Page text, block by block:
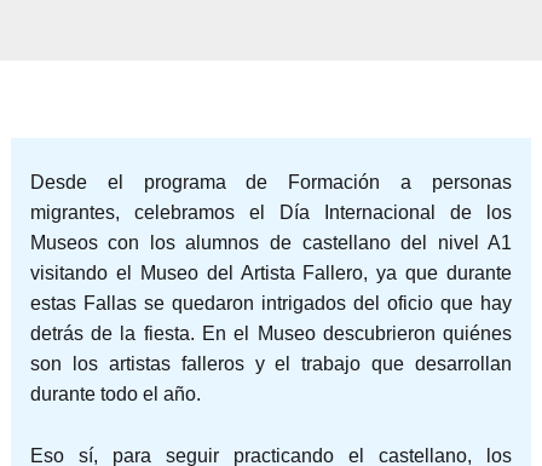
Desde el programa de Formación a personas
migrantes, celebramos el Día Internacional de los
Museos con los alumnos de castellano del nivel A1
visitando el Museo del Artista Fallero, ya que durante
estas Fallas se quedaron intrigados del oficio que hay
detrás de la fiesta. En el Museo descubrieron quiénes
son los artistas falleros y el trabajo que desarrollan
durante todo el año.
Eso sí, para seguir practicando el castellano, los